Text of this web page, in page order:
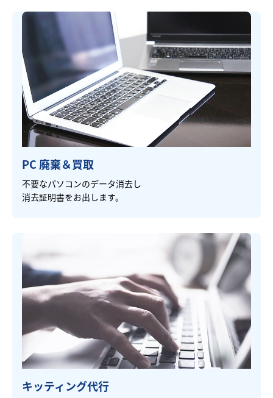
PC 廃棄＆買取
不要なパソコンのデータ消去し
消去証明書をお出します。
キッティング代行